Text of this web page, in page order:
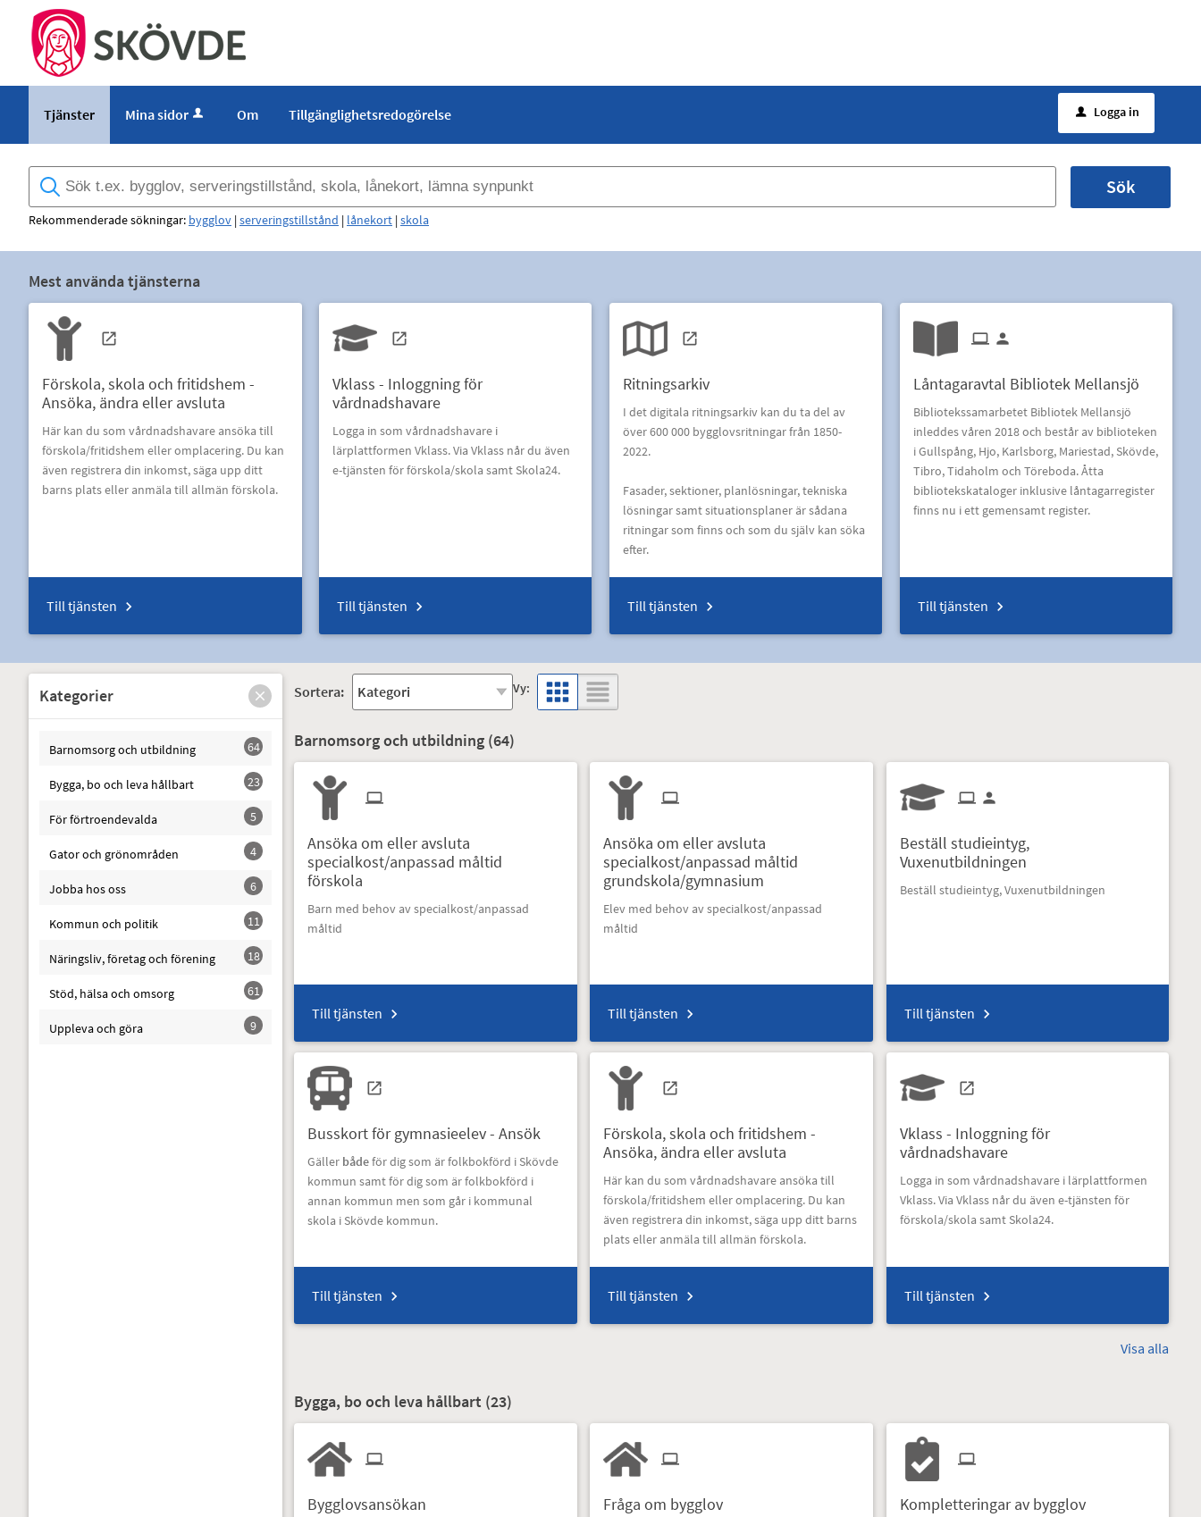
Tjänster Mina sidor Om Tillgänglighetsredogörelse u Logga in
Sök
Rekommenderade sökningar: bygglov |serveringstillstånd | lånekort |skola
Mest använda tjänsterna
Förskola, skola och fritidshem -
Ansöka, ändra eller avsluta
Här kan du som vårdnadshavare ansöka till
förskola/fritidshem eller omplacering. Du kan
även registrera din inkomst, säga upp ditt
barns plats eller anmäla till allmän förskola.
Till tjänsten
Vklass - Inloggning för
vårdnadshavare
Logga in som vårdnadshavare i
lärplattformen Vklass. Via Vklass når du även
e-tjänsten för förskola/skola samt Skola24.
Till tjänsten
Ritningsarkiv
I det digitala ritningsarkiv kan du ta del av
över 600 000 bygglovsritningar från 1850-
2022.
Fasader, sektioner, planlösningar, tekniska
lösningar samt situationsplaner är sådana
ritningar som finns och som du själv kan söka
efter.
Till tjänsten
Låntagaravtal Bibliotek Mellansjö
Bibliotekssamarbetet Bibliotek Mellansjö
inleddes våren 2018 och består av biblioteken
i Gullspång, Hjo, Karlsborg, Mariestad, Skövde,
Tibro, Tidaholm och Töreboda. Åtta
bibliotekskataloger inklusive låntagarregister
finns nu i ett gemensamt register.
Till tjänsten
Kategorier
Barnomsorg och utbildning 64
Bygga, bo och leva hållbart 23
För förtroendevalda 5
Gator och grönområden 4
Jobba hos oss 6
Kommun och politik 11
Näringsliv, företag och förening 18
Stöd, hälsa och omsorg 61
Uppleva och göra 9
Sortera: Vy:
Barnomsorg och utbildning (64)
Ansöka om eller avsluta
specialkost/anpassad måltid
förskola
Barn med behov avspecialkost/anpassad
måltid
Till tjänsten
Ansöka om eller avsluta
specialkost/anpassad måltid
grundskola/gymnasium
Elev med behov avspecialkost/anpassad
måltid
Till tjänsten
Beställ studieintyg,
Vuxenutbildningen
Beställ studieintyg, Vuxenutbildningen
Till tjänsten
Busskort för gymnasieelev - Ansök
Gäller bådeför dig som är folkbokförd i Skövde
kommun samt för dig som är folkbokförd i
annan kommun men som går i kommunal
skola i Skövde kommun.
Till tjänsten
Förskola, skola och fritidshem -
Ansöka, ändra eller avsluta
Här kan du som vårdnadshavare ansöka till
förskola/fritidshem eller omplacering. Du kan
även registrera din inkomst, säga upp ditt barns
plats eller anmäla till allmän förskola.
Till tjänsten
Vklass - Inloggning för
vårdnadshavare
Logga in som vårdnadshavare i lärplattformen
Vklass. Via Vklass når du även e-tjänsten för
förskola/skola samt Skola24.
Till tjänsten
Visa alla
Bygga, bo och leva hållbart (23)
Bygglovsansökan Fråga om bygglov Kompletteringar av bygglov